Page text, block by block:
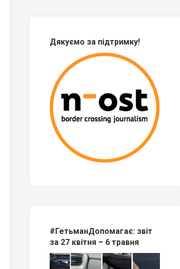
Дякуємо за підтримку!
#ГетьманДопомагає: звіт
за 27 квітня – 6 травня